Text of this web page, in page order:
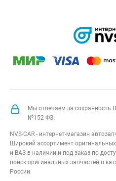
Мы отвечаем за сохранность
№152-ФЗ:
NVS-CAR - интернет-магазин
Широкий ассортимент
и ВАЗ в наличии и под заказ по
поиск оригинальных запчастей в
России.